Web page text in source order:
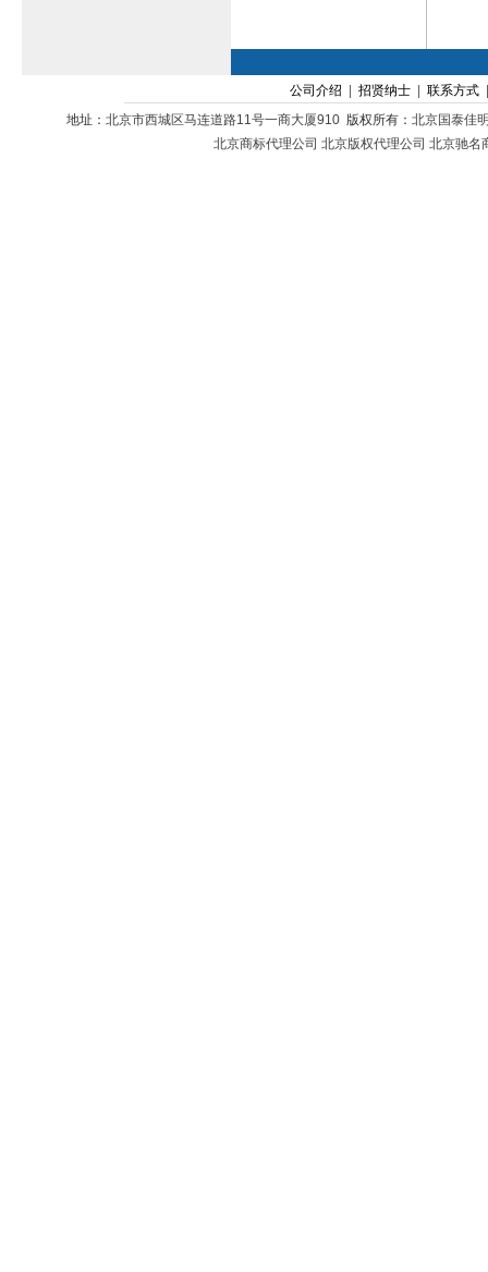
公司介绍 招贤纳士 联系方式
地址： 北京市西城区马连道路11号一商大厦910 版权所有： 北京国泰佳
北京商标代理公司 北京版权代理公司 北京驰名